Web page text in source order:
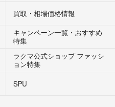
買取・相場価格情報
キャンペーン一覧・おすすめ
特集
ラクマ公式ショップ ファッシ
ョン特集
SPU